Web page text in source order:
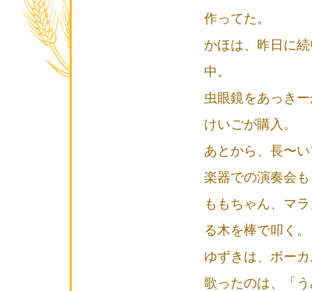
作ってた。
かほは、昨日に
中。
虫眼鏡をあっき
けいごが購入。
あとから、長〜
楽器での演奏会
ももちゃん、マ
る木を棒で叩く。
ゆずきは、ボー
歌ったのは、「